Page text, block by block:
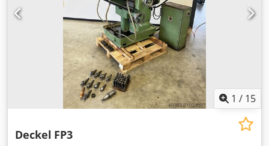
1 / 15
Deckel FP3